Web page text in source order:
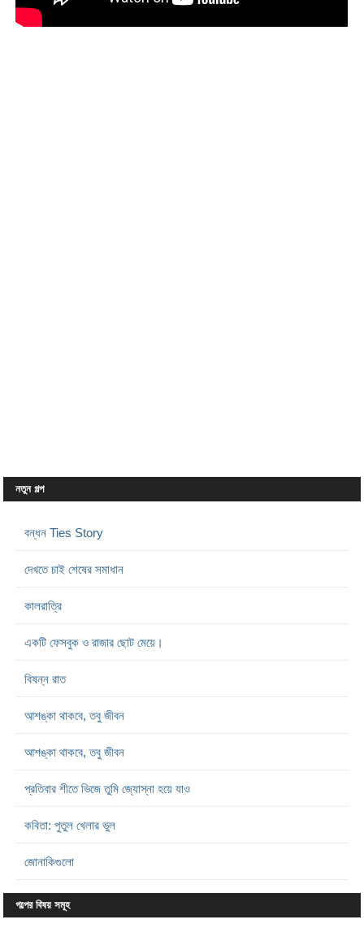
নতুন গল্প
বন্ধন Ties Story
দেখতে চাই শেষের সমাধান
কালরাত্রি
একটি ফেসবুক ও রাজার ছোট মেয়ে।
বিষন্ন রাত
আশঙ্কা থাকবে, তবু জীবন
আশঙ্কা থাকবে, তবু জীবন
প্রতিবার শীতে ভিজে তুমি জ্যোস্না হয়ে যাও
কবিতা: পুতুল খেলার ভুল
জোনাকিগুলো
গল্পের বিষয় সমূহ